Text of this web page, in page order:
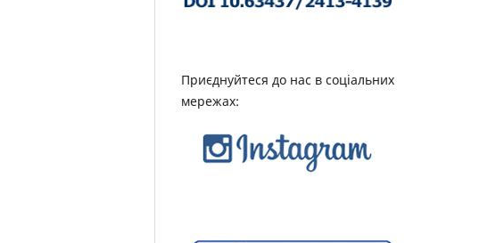
Приєднуйтеся до нас в соціальних
мережах: